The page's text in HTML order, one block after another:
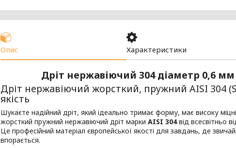
Опис Характеристики
Дріт нержавіючий 304 діаметр 0,6
Дріт нержавіючий жорсткий, пружний AISI 304
якість
Шукаєте надійний дріт, який ідеально тримає форму, має високу
жорсткий пружний нержавіючий дріт марки AISI 304від всесвітньо
Це професійний матеріал європейської якості для завдань, де
впорається.